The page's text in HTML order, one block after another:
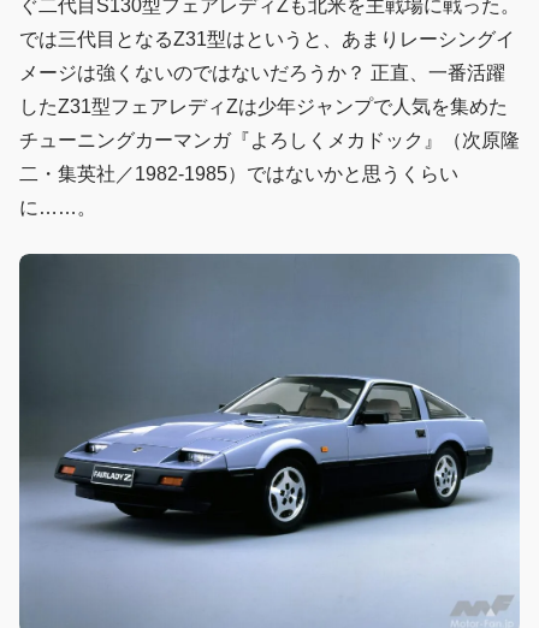
ぐ二代目S130型フェアレディZも北米を主戦場に戦った。
では三代目となるZ31型はというと、あまりレーシングイ
メージは強くないのではないだろうか？ 正直、一番活躍
したZ31型フェアレディZは少年ジャンプで人気を集めた
チューニングカーマンガ『よろしくメカドック』（次原隆
二・集英社／1982-1985）ではないかと思うくらい
に……。